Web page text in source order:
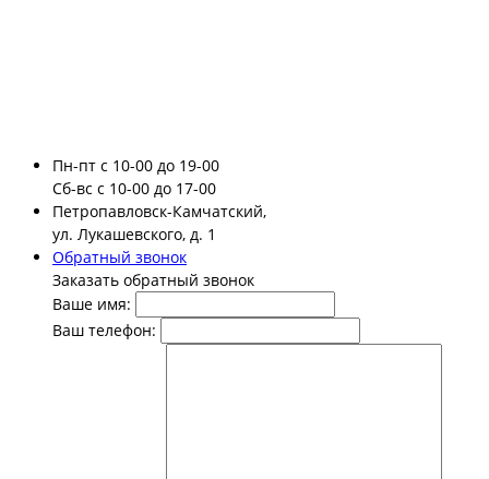
Пн-пт с 10-00 до 19-00
Сб-вс с 10-00 до 17-00
Петропавловск-Камчатский,
ул. Лукашевского, д. 1
Обратный звонок
Заказать обратный звонок
Ваше имя:
Ваш телефон: